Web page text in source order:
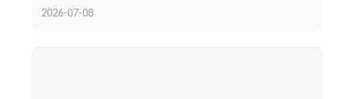
2026-07-08